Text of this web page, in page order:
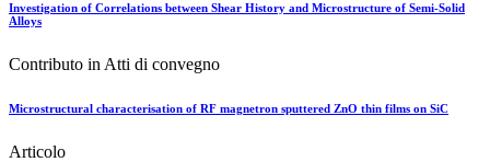
Investigation of Correlations between Shear History and Microstructure of Semi-Solid
Alloys
Contributo in Atti di convegno
Microstructural characterisation of RF magnetron sputtered ZnO thin films on SiC
Articolo